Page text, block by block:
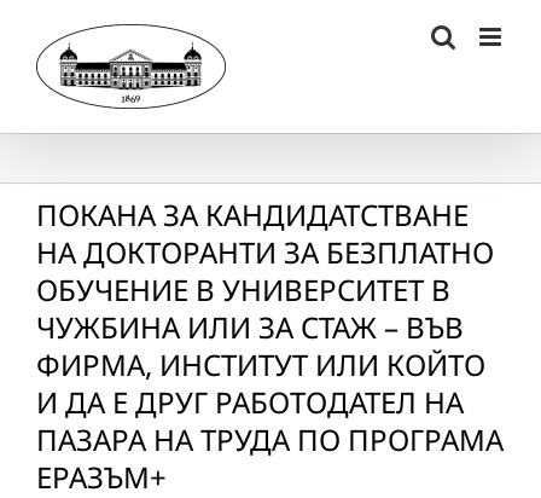
content
ПОКАНА ЗА КАНДИДАТСТВАНЕ
НА ДОКТОРАНТИ ЗА БЕЗПЛАТНО
ОБУЧЕНИЕ В УНИВЕРСИТЕТ В
ЧУЖБИНА ИЛИ ЗА СТАЖ – ВЪВ
ФИРМА, ИНСТИТУТ ИЛИ КОЙТО
И ДА Е ДРУГ РАБОТОДАТЕЛ НА
ПАЗАРА НА ТРУДА ПО ПРОГРАМА
ЕРАЗЪМ+